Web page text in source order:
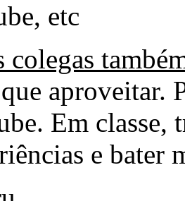
etc
colegas
aproveitar.
Em classe,
e bater